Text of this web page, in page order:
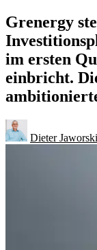
Grenergy
im ersten
einbricht.
Dieter Jaworski